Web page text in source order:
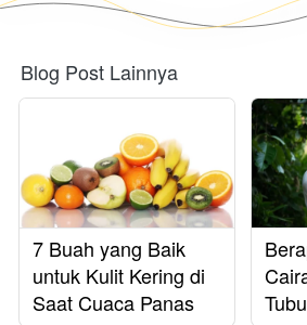
Blog Post Lainnya
7 Buah yang Baik
untuk Kulit Kering di
Saat Cuaca Panas